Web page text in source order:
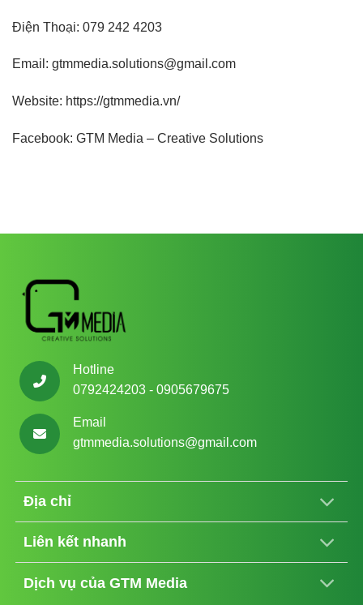
Điện Thoại: 079 242 4203
Email: gtmmedia.solutions@gmail.com
Website: https://gtmmedia.vn/
Facebook: GTM Media – Creative Solutions
Hotline
0792424203 - 0905679675
Email
gtmmedia.solutions@gmail.com
Địa chỉ
Liên kết nhanh
Dịch vụ của GTM Media